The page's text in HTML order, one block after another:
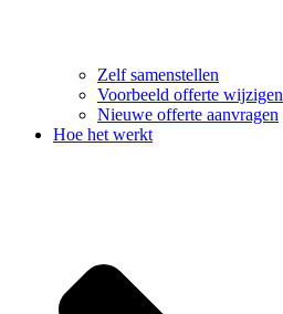
Zelf samenstellen
Voorbeeld offerte wijzigen
Nieuwe offerte aanvragen
Hoe het werkt